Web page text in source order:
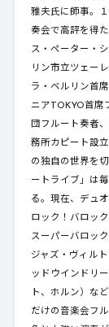
雅夫氏に師事。
奏会で高評を得
ス・ペーター・
リン市立ツェー
ラ・ベルリン首
ニアTOKYO首席
団フルート奏者
務所カピート設
の独自の世界を
ートライブ」は
る。現在、デュ
ロック！バロッ
スーパーバロッ
ジャズ・ヴィル
ッドウインドリ
ト、ホルン）な
だけの音楽会フ